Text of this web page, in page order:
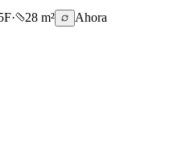
· 28 m² Ahora